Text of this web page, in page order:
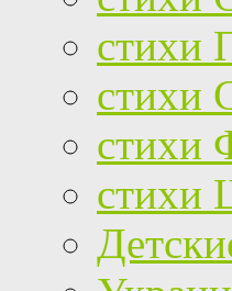
стихи
стихи
стихи
стихи